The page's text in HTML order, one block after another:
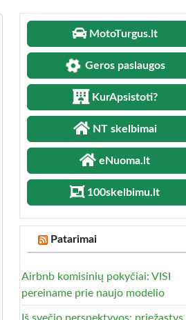
MotoTurgus.lt
Geros paslaugos
KurApsistoti?
NT skelbimai
eNuoma.lt
100skelbimu.lt
Patarimai
Airbnb komisinių pokyčiai: VISI
pereiname prie naujo modelio